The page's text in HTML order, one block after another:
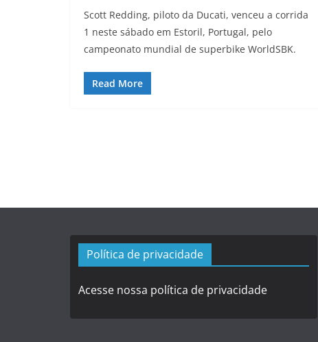
Scott Redding, piloto da Ducati, venceu a corrida
1 neste sábado em Estoril, Portugal, pelo
campeonato mundial de superbike WorldSBK.
Read More
Política de privacidade
Acesse nossa política de privacidade